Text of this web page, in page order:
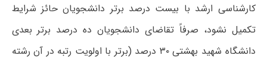
کارشناسی ارشد با بیست درصد برتر دانشجویان حائز شرایط
تکمیل نشود، صرفاً تقاضای دانشجویان ده درصد برتر بعدی
دانشگاه شهید بهشتی ۳۰ درصد (برتر با اولویت رتبه در آن رشته